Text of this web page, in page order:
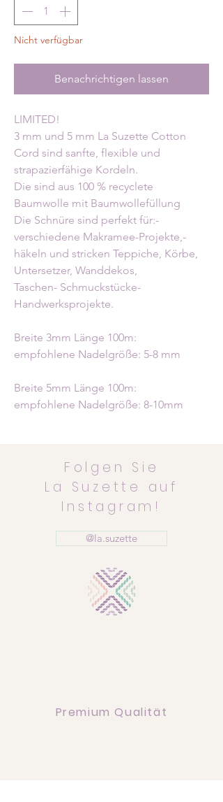
Nicht verfügbar
Benachrichtigen lassen
LIMITED!
3 mm und 5 mm La Suzette Cotton
Cord sind sanfte, flexible und
strapazierfähige Kordeln.
Die sind aus 100 % recyclete
Baumwolle mit Baumwollefüllung
Die Schnüre sind perfekt für:-
verschiedene Makramee-Projekte,-
häkeln und stricken Teppiche, Körbe,
Untersetzer, Wanddekos,
Taschen- Schmuckstücke-
Handwerksprojekte.
Breite 3mm Länge 100m:
empfohlene Nadelgröße: 5-8 mm
Breite 5mm Länge 100m:
empfohlene Nadelgröße: 8-10mm
Folgen Sie
La Suzette auf
Instagram!
@la.suzette
Premium Qualität